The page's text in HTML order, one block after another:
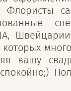
Флористы
вашу